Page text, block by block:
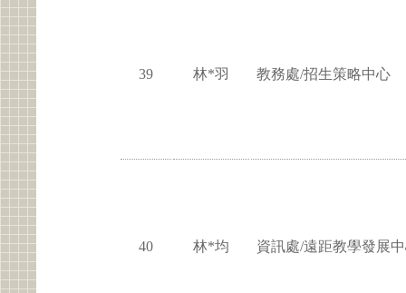
39 林*羽 教務處/招生策略中心
40 林*均 資訊處/遠距教學發展